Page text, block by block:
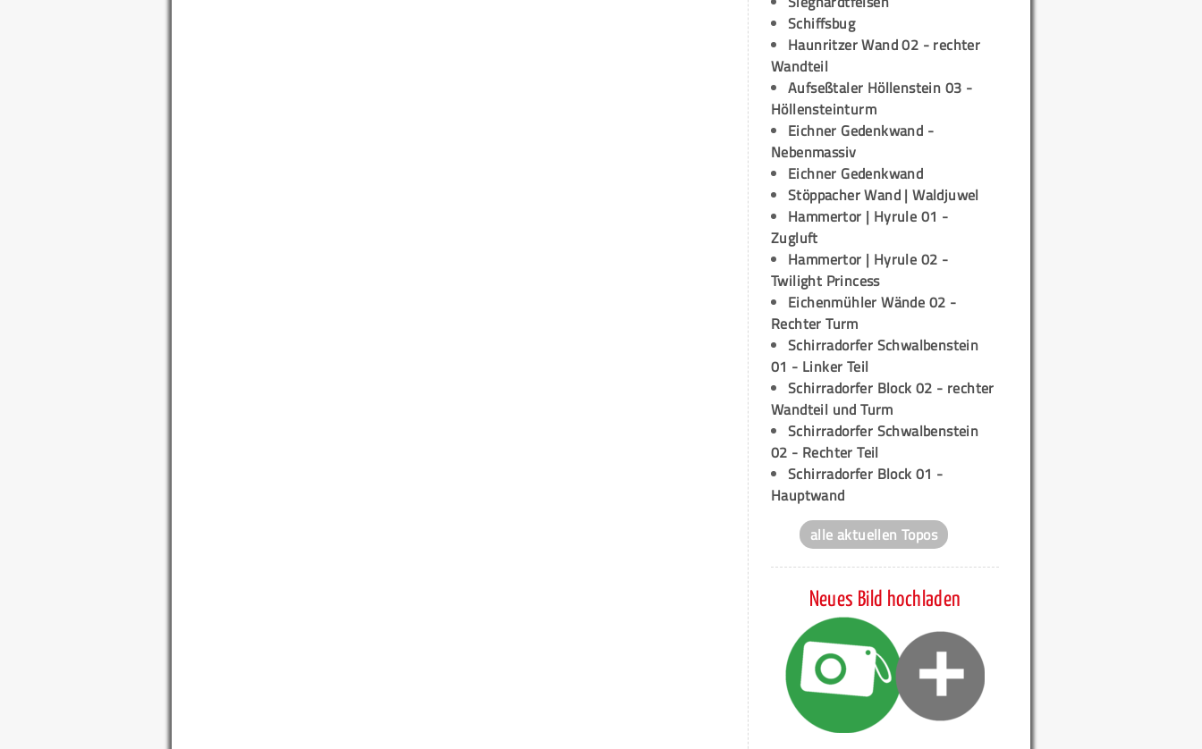
Schiffsbug
Haunritzer Wand 02 - rechter
Wandteil
Aufseßtaler Höllenstein 03 -
Höllensteinturm
Eichner Gedenkwand -
Nebenmassiv
Eichner Gedenkwand
Stöppacher Wand | Waldjuwel
Hammertor | Hyrule 01 -
Zugluft
Hammertor | Hyrule 02 -
Twilight Princess
Eichenmühler Wände 02 -
Rechter Turm
Schirradorfer Schwalbenstein
01 - Linker Teil
Schirradorfer Block 02 - rechter
Wandteil und Turm
Schirradorfer Schwalbenstein
02 - Rechter Teil
Schirradorfer Block 01 -
Hauptwand
alle aktuellen Topos
Neues Bild hochladen